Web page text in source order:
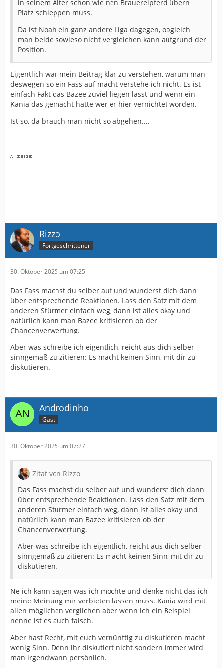
in seinem Alter schon wie nen Brauereipferd übern
Platz schleppen muss.
Da ist Noah ein ganz andere Liga dagegen, obgleich
man beide sowieso nicht vergleichen kann aufgrund der
Position.
Eigentlich war mein Beitrag klar zu verstehen, warum man
deswegen so ein Fass auf macht verstehe ich nicht. Es ist
einfach Fakt das Bazee zuviel liegen lässt und wenn ein
Kania das gemacht hätte wer er hier vernichtet worden.
Ist so, da brauch man nicht so abgehen....
Rizzo
Fortgeschrittener
30. Oktober 2025 um 07:25
Das Fass machst du selber auf und wunderst dich dann
über entsprechende Reaktionen. Lass den Satz mit dem
anderen Stürmer einfach weg, dann ist alles okay und
natürlich kann man Bazee kritisieren ob der
Chancenverwertung.
Aber was schreibe ich eigentlich, reicht aus dich selber
sinngemäß zu zitieren: Es macht keinen Sinn, mit dir zu
diskutieren.
Androdinho
Gast
30. Oktober 2025 um 07:27
Zitat von Rizzo
Das Fass machst du selber auf und wunderst dich dann
über entsprechende Reaktionen. Lass den Satz mit dem
anderen Stürmer einfach weg, dann ist alles okay und
natürlich kann man Bazee kritisieren ob der
Chancenverwertung.
Aber was schreibe ich eigentlich, reicht aus dich selber
sinngemäß zu zitieren: Es macht keinen Sinn, mit dir zu
diskutieren.
Ne ich kann sagen was ich möchte und denke nicht das ich
meine Meinung mir verbieten lassen muss. Kania wird mit
allen möglichen verglichen aber wenn ich ein Beispiel
nenne ist es auch falsch.
Aber hast Recht, mit euch vernünftig zu diskutieren macht
wenig Sinn. Denn ihr diskutiert nicht sondern immer wird
man irgendwann persönlich.